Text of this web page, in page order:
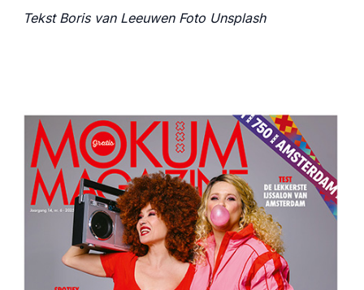
Tekst Boris van Leeuwen Foto Unsplash